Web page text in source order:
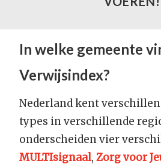
In welke gemeente
Verwijsindex?
Nederland kent
types in verschillende
onderscheiden vier
MULTIsignaal, Zorg voor